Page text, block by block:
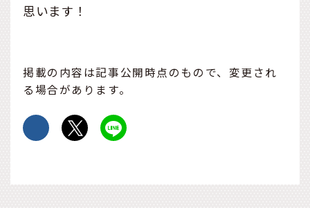
思います！
掲載の内容は記事公開時点のもので、変更され
る場合があります。